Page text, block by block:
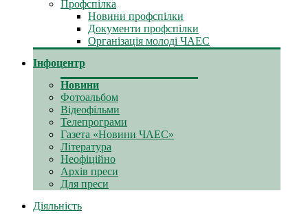
Профспілка
Новини профспілки
Документи профспілки
Організація молоді ЧАЕС
Інфоцентр
Новини
Фотоальбом
Відеофільми
Телепрограми
Газета «Новини ЧАЕС»
Література
Неофіційно
Архів преси
Для преси
Діяльність